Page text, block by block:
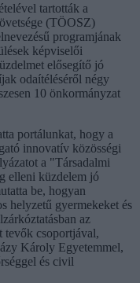
tartották a
(TÖOSZ)
programjának
képviselői
elősegítő jó
odaítéléséről négy
10 önkormányzat
portálunkat, hogy a
innovatív közösségi
a "Társadalmi
elleni küzdelem jó
be, hogyan
helyzetű gyermekeket és
az
tevők csoportjával,
Károly Egyetemmel,
és civil